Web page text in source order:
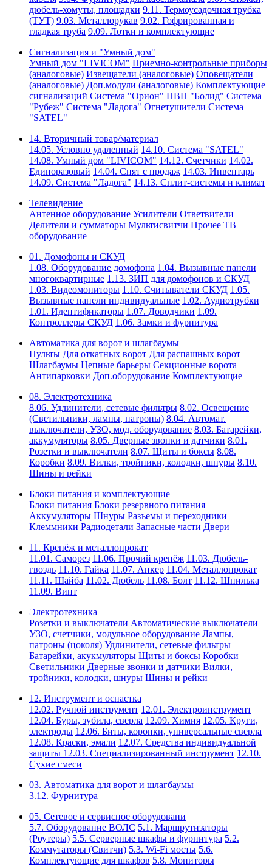
дюбель-хомуты, площадки 9.11. Термоусадочная трубка
(ТУТ) 9.03. Металлорукав 9.02. Гофрированная и
гладкая труба 9.09. Лотки и комплектующие
Сигнализация и "Умный дом"
Умный дом "LIVICOM" Приемно-контрольные приборы
(аналоговые) Извещатели (аналоговые) Оповещатели
(аналоговые) Доп.модули (аналоговые) Комплектующие
сигнализаций Система "Орион" НВП "Болид" Система
"Рубеж" Система "Ладога" Огнетушители Система
"SATEL"
14. Вторичный товар/материал
14.05. Условно удаленный 14.10. Система "SATEL"
14.08. Умный дом "LIVICOM" 14.12. Счетчики 14.02.
Единоразовый 14.04. Снят с продаж 14.03. Инвентарь
14.09. Система "Ладога" 14.13. Сплит-системы и климат
Телевидение
Антенное оборудование Усилители Ответвители
Делители и сумматоры Мультисвитчи Прочее ТВ
оборудование
01. Домофоны и СКУД
1.08. Оборудование домофона 1.04. Вызывные панели
многоквартирные 1.13. ЗИП для домофонов и СКУД
1.03. Видеомониторы 1.10. Считыватели СКУД 1.05.
Вызывные панели индивидуальные 1.02. Аудиотрубки
1.01. Идентификаторы 1.07. Доводчики 1.09.
Контроллеры СКУД 1.06. Замки и фурнитура
Автоматика для ворот и шлагбаумы
Пульты Для откатных ворот Для распашных ворот
Шлагбаумы Цепные барьеры Секционные ворота
Антипарковки Доп.оборудование Комплектующие
08. Электротехника
8.06. Удлинители, сетевые фильтры 8.02. Освещение
(Светильники, лампы, патроны) 8.04. Автомат.
выключатели, УЗО, мод. оборудование 8.03. Батарейки,
аккумуляторы 8.05. Дверные звонки и датчики 8.01.
Розетки и выключатели 8.07. Щиты и боксы 8.08.
Коробки 8.09. Вилки, тройники, колодки, шнуры 8.10.
Шины и рейки
Блоки питания и комплектующие
Блоки питания Блоки резервного питания
Аккумуляторы Шнуры Разъемы и переходники
Клеммники Радиодетали Запасные части Двери
11. Крепёж и металлопрокат
11.01. Саморез 11.06. Прочий крепёж 11.03. Дюбель-
гвоздь 11.10. Гайка 11.07. Анкер 11.04. Металлопрокат
11.11. Шайба 11.02. Дюбель 11.08. Болт 11.12. Шпилька
11.09. Винт
Электротехника
Розетки и выключатели Автоматические выключатели
УЗО, счетчики, модульное оборудование Лампы,
патроны (цоколя) Удлинители, сетевые фильтры
Батарейки, акукмуляторы Щиты и боксы Коробки
Светильники Дверные звонки и датчики Вилки,
тройники, колодки, шнуры Шины и рейки
12. Инструмент и оснастка
12.02. Ручной инструмент 12.01. Электроинструмент
12.04. Буры, зубила, сверла 12.09. Химия 12.05. Круги,
электроды 12.06. Биты, коронки, универсальные сверла
12.08. Краски, эмали 12.07. Средства индивидуальной
защиты 12.03. Специализированный инструмент 12.10.
Сухие смеси
03. Автоматика для ворот и шлагбаумы
3.12. Фурнитура
05. Сетевое и сервисное оборудовани
5.7. Оборудование ВОЛС 5.1. Маршрутизаторы
(Роутеры) 5.5. Серверные шкафы и фурнитура 5.2.
Коммутаторы (Свитчи) 5.3. Wi-Fi мосты 5.6.
Комплектующие для шкафов 5.8. Мониторы